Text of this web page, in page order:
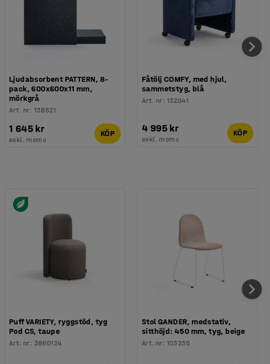
Ljudabsorbent PATTERN, 8-
pack, 600x600x11 mm,
mörkgrå
Art. nr: 138521
1 645 kr
exkl. moms
KÖP
Fåtölj COMFY, med hjul,
sammetstyg, blå
Art. nr: 132041
4 995 kr
exkl. moms
KÖP
Puff VARIETY, ryggstöd, tyg
Pod CS, taupe
Art. nr: 3860124
Stol GANDER, medstativ,
sitthöjd: 450 mm, tyg, beige
Art. nr: 103235